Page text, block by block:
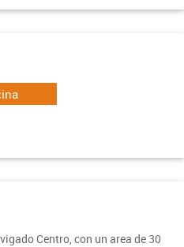
Centro, con un area de 30